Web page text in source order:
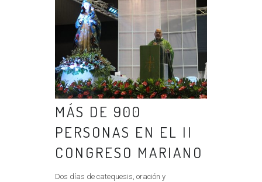
MÁS DE 900
PERSONAS EN EL II
CONGRESO MARIANO
Dos días de catequesis, oración y